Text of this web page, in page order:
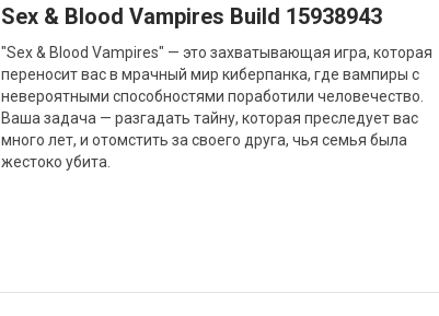
Sex & Blood Vampires Build 15938943
"Sex & Blood Vampires" — это захватывающая игра, которая
переносит вас в мрачный мир киберпанка, где вампиры с
невероятными способностями поработили человечество.
Ваша задача — разгадать тайну, которая преследует вас
много лет, и отомстить за своего друга, чья семья была
жестоко убита.